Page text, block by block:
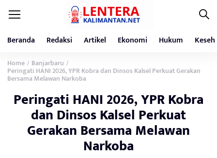
Beranda Redaksi Artikel Ekonomi Hukum
Home / Banjarbaru /
Peringati HANI 2026, YPR Kobra dan Dinsos Kalsel Perkuat Gerakan
Bersama Melawan Narkoba
Peringati HANI 2026, YPR Kobra
dan Dinsos Kalsel Perkuat
Gerakan Bersama Melawan
Narkoba